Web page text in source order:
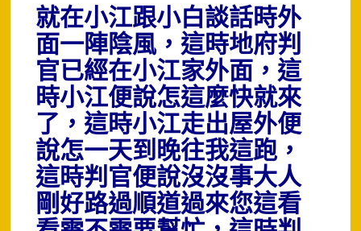
就在小江跟小白談話時外
面一陣陰風，這時地府判
官已經在小江家外面，這
時小江便說怎這麼快就來
了，這時小江走出屋外便
說怎一天到晚往我這跑，
這時判官便說沒沒事大人
剛好路過順道過來您這看